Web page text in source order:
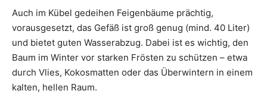
Auch im Kübel gedeihen Feigenbäume prächtig,
vorausgesetzt, das Gefäß ist groß genug (mind. 40 Liter)
und bietet guten Wasserabzug. Dabei ist es wichtig, den
Baum im Winter vor starken Frösten zu schützen – etwa
durch Vlies, Kokosmatten oder das Überwintern in einem
kalten, hellen Raum.